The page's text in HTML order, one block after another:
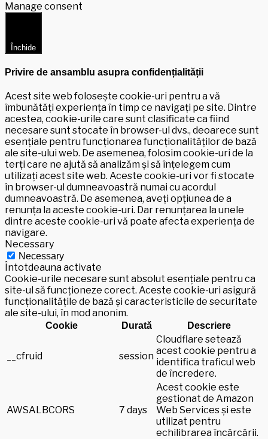
Manage consent
Închide
Privire de ansamblu asupra confidențialității
Acest site web folosește cookie-uri pentru a vă
îmbunătăți experiența în timp ce navigați pe site. Dintre
acestea, cookie-urile care sunt clasificate ca fiind
necesare sunt stocate în browser-ul dvs., deoarece sunt
esențiale pentru funcționarea funcționalităților de bază
ale site-ului web. De asemenea, folosim cookie-uri de la
terți care ne ajută să analizăm și să înțelegem cum
utilizați acest site web. Aceste cookie-uri vor fi stocate
în browser-ul dumneavoastră numai cu acordul
dumneavoastră. De asemenea, aveți opțiunea de a
renunța la aceste cookie-uri. Dar renunțarea la unele
dintre aceste cookie-uri vă poate afecta experiența de
navigare.
Necessary
Necessary
Întotdeauna activate
Cookie-urile necesare sunt absolut esențiale pentru ca
site-ul să funcționeze corect. Aceste cookie-uri asigură
funcționalitățile de bază și caracteristicile de securitate
ale site-ului, în mod anonim.
Cookie Durată Descriere
__cfruid session
Cloudflare setează
acest cookie pentru a
identifica traficul web
de încredere.
AWSALBCORS 7 days
Acest cookie este
gestionat de Amazon
Web Services și este
utilizat pentru
echilibrarea încărcării.